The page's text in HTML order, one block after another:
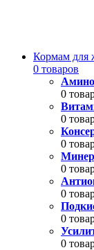
Кормам для
0 товаров
0
0
0
0
0
0
0